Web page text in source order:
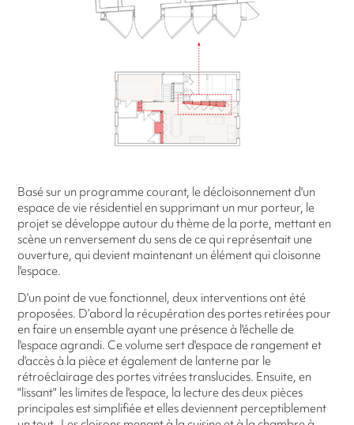
Basé sur un programme courant, le décloisonnement d'un
espace de vie résidentiel en supprimant un mur porteur, le
projet se développe autour du thème de la porte, mettant en
scène un renversement du sens de ce qui représentait une
ouverture, qui devient maintenant un élément qui cloisonne
l'espace.
D'un point de vue fonctionnel, deux interventions ont été
proposées. D’abord la récupération des portes retirées pour
en faire un ensemble ayant une présence à l'échelle de
l'espace agrandi. Ce volume sert d'espace de rangement et
d'accès à la pièce et également de lanterne par le
rétroéclairage des portes vitrées translucides. Ensuite, en
"lissant" les limites de l'espace, la lecture des deux pièces
principales est simplifiée et elles deviennent perceptiblement